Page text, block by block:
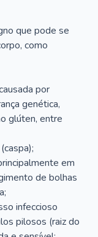
que pode se
como
por
genética,
glúten, entre
em
de bolhas
infeccioso
pilosos (raiz do